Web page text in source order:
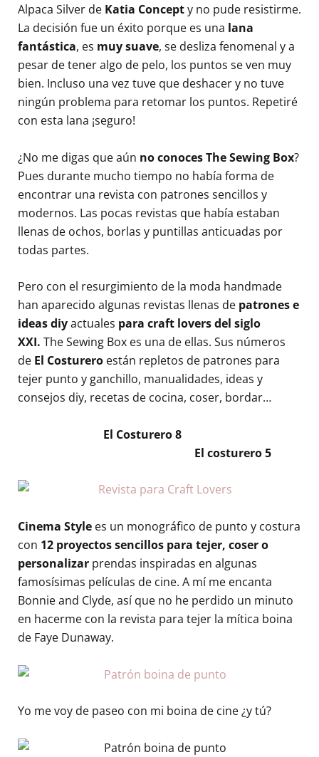
Alpaca Silver de Katia Concepty no pude resistirme.
La decisión fue un éxito porque es una lana
fantástica, es muy suave, se desliza fenomenal y a
pesar de tener algo de pelo, los puntos se ven muy
bien. Incluso una vez tuve que deshacer y no tuve
ningún problema para retomar los puntos. Repetiré
con esta lana ¡seguro!
¿No me digas que aún no conoces The Sewing Box?
Pues durante mucho tiempo no había forma de
encontrar una revista con patrones sencillos y
modernos. Las pocas revistas que había estaban
llenas de ochos, borlas y puntillas anticuadas por
todas partes.
Pero con el resurgimiento de la moda handmade
han aparecido algunas revistas llenas de patrones e
ideas diyactuales para craft lovers del siglo
XXI. The Sewing Box es una de ellas. Sus números
de El Costureroestán repletos de patrones para
tejer punto y ganchillo, manualidades, ideas y
consejos diy, recetas de cocina, coser, bordar…
El Costurero 8
El costurero 5
Cinema Stylees un monográfico de punto y costura
con 12 proyectos sencillos para tejer, coser o
personalizarprendas inspiradas en algunas
famosísimas películas de cine. A mí me encanta
Bonnie and Clyde, así que no he perdido un minuto
en hacerme con la revista para tejer la mítica boina
de Faye Dunaway.
Yo me voy de paseo con mi boina de cine ¿y tú?